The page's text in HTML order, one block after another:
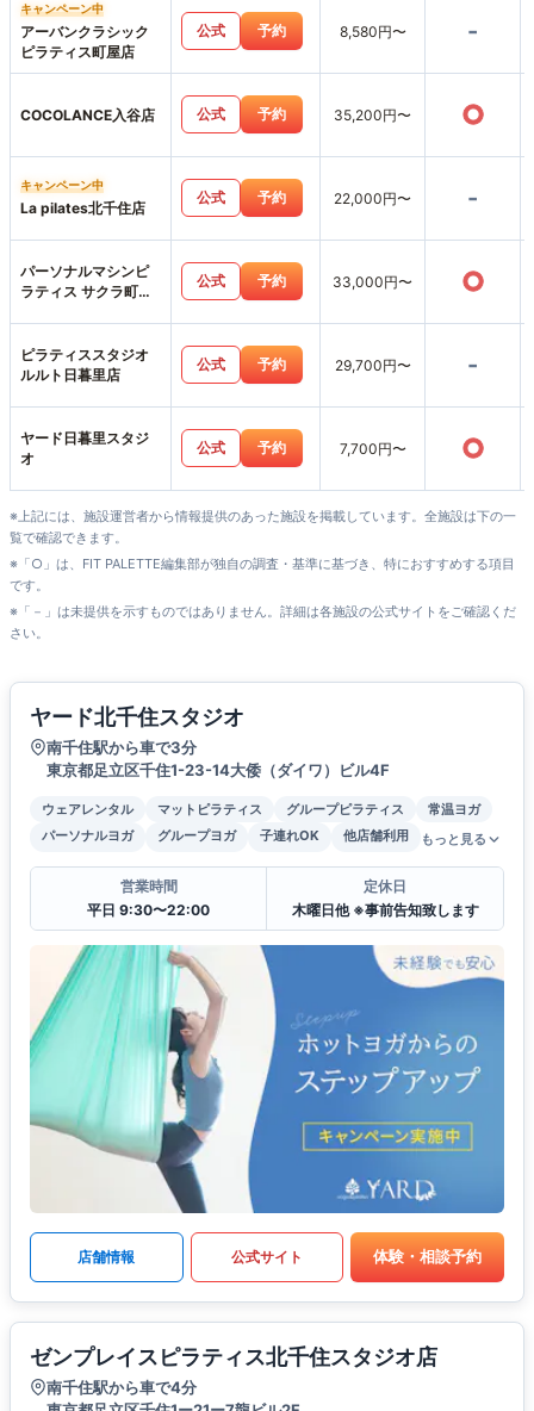
キャンペーン中
アーバンクラシック
ピラティス町屋店
公式 予約 8,580円〜 -
COCOLANCE入谷店 公式 予約 35,200円〜 ○
キャンペーン中
La pilates北千住店
公式 予約 22,000円〜 -
パーソナルマシンピ
ラティス サクラ町屋
公式 予約 33,000円〜 ○
ピラティススタジオ
ルルト日暮里店
公式 予約 29,700円〜 -
ヤード日暮里スタジ
オ
公式 予約 7,700円〜 ○
※上記には、施設運営者から情報提供のあった施設を掲載しています。全施設は下の一
覧で確認できます。
※「○」は、FIT PALETTE編集部が独自の調査・基準に基づき、特におすすめする項目
です。
※「－」は未提供を示すものではありません。詳細は各施設の公式サイトをご確認くだ
さい。
ヤード北千住スタジオ
南千住駅から車で3分
東京都足立区千住1-23-14大倭（ダイワ）ビル4F
ウェアレンタル マットピラティス グループピラティス
常温ヨガ
パーソナルヨガ
グループヨガ 子連れOK 他店舗利用 もっと見る
営業時間
平日 9:30〜22:00
定休日
木曜日他 ※事前告知致します
店舗情報 公式サイト 体験・相談予約
ゼンプレイスピラティス北千住スタジオ店
南千住駅から車で4分